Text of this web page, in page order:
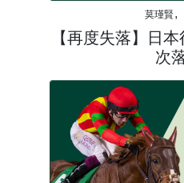
莫瑾賢,
【再度失落】日
次